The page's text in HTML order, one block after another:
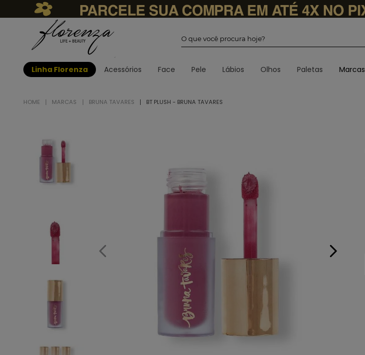
Linha Florenza Acessórios Face Pele Lábios Olhos Paletas Marcas
MARCAS BRUNA TAVARES BT PLUSH - BRUNA TAVARES